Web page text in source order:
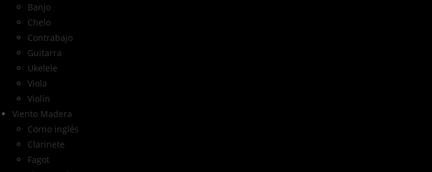
Banjo
Chelo
Contrabajo
Guitarra
Ukelele
Viola
Violín
Viento Madera
Corno inglés
Clarinete
Fagot